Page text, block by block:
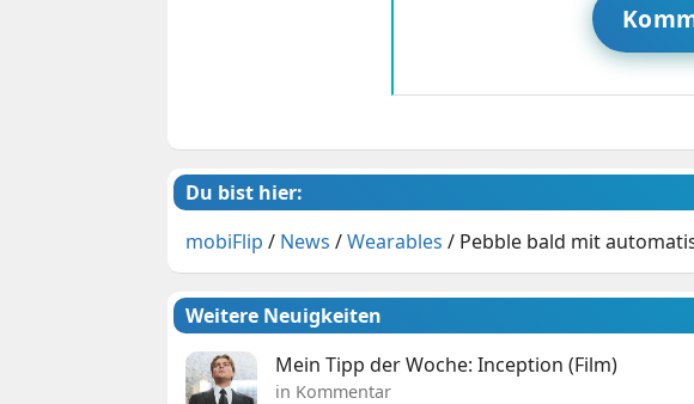
Du bist hier:
mobiFlip / News /Wearables / Pebble bald mit
Weitere Neuigkeiten
Mein Tipp der Woche: Inception (Film)
in Kommentar